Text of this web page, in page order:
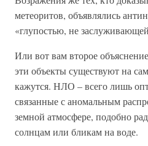
метеоритов, объявлялись
«глупостью, не
Или вот вам второе
эти объекты существуют на
кажутся. НЛО – всего лишь
связанные с аномальным
земной атмосфере, подобно
солнцам или бликам на воде.